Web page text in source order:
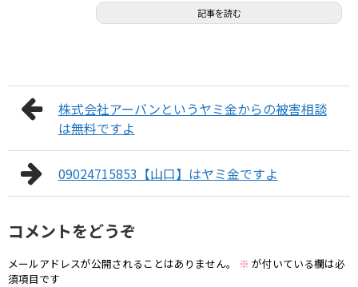
記事を読む
株式会社アーバンというヤミ金からの被害相談
は無料ですよ
09024715853【山口】はヤミ金ですよ
コメントをどうぞ
メールアドレスが公開されることはありません。 ※ が付いている欄は必
須項目です